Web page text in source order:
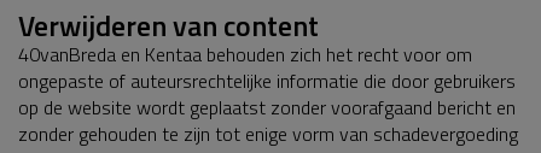
Verwijderen van content
40vanBreda en Kentaa behouden zich het recht voor om
ongepaste of auteursrechtelijke informatie die door gebruikers
op de website wordt geplaatst zonder voorafgaand bericht en
zonder gehouden te zijn tot enige vorm van schadevergoeding